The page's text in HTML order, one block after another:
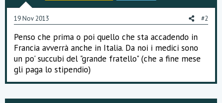
:
19 Nov 2013 #2
Penso che prima o poi quello che sta accadendo in
Francia avverrà anche in Italia. Da noi i medici sono
un po' succubi del "grande fratello" (che a fine mese
gli paga lo stipendio)